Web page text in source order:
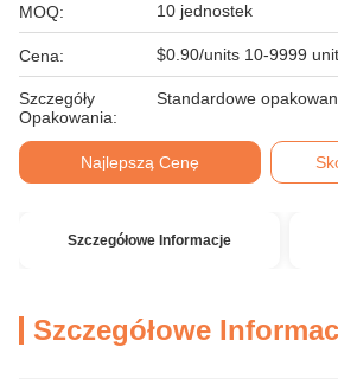
MOQ: 10 jednostek
Cena: $0.90/units 10-9999
Szczegóły
Opakowania:
Standardowe
Najlepszą Cenę
Szczegółowe Informacje
Szczegółowe